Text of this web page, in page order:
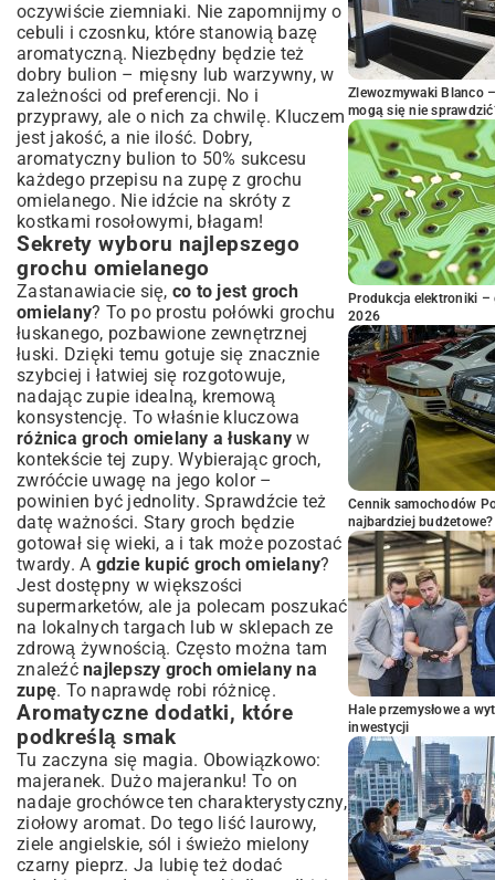
oczywiście ziemniaki. Nie zapomnijmy o
cebuli i czosnku, które stanowią bazę
aromatyczną. Niezbędny będzie też
dobry bulion – mięsny lub warzywny, w
zależności od preferencji. No i
przyprawy, ale o nich za chwilę. Kluczem
jest jakość, a nie ilość. Dobry,
aromatyczny bulion to 50% sukcesu
każdego przepisu na zupę z grochu
omielanego. Nie idźcie na skróty z
kostkami rosołowymi, błagam!
Sekrety wyboru najlepszego
grochu omielanego
Zastanawiacie się, co to jest groch
omielany? To po prostu połówki grochu
łuskanego, pozbawione zewnętrznej
łuski. Dzięki temu gotuje się znacznie
szybciej i łatwiej się rozgotowuje,
nadając zupie idealną, kremową
konsystencję. To właśnie kluczowa
różnica groch omielany a łuskany w
kontekście tej zupy. Wybierając groch,
zwróćcie uwagę na jego kolor –
powinien być jednolity. Sprawdźcie też
datę ważności. Stary groch będzie
gotował się wieki, a i tak może pozostać
twardy. A gdzie kupić groch omielany?
Jest dostępny w większości
supermarketów, ale ja polecam poszukać
na lokalnych targach lub w sklepach ze
zdrową żywnością. Często można tam
znaleźć najlepszy groch omielany na
zupę. To naprawdę robi różnicę.
Aromatyczne dodatki, które
podkreślą smak
Tu zaczyna się magia. Obowiązkowo:
majeranek. Dużo majeranku! To on
nadaje grochówce ten charakterystyczny,
ziołowy aromat. Do tego liść laurowy,
ziele angielskie, sól i świeżo mielony
czarny pieprz. Ja lubię też dodać
Zlewozmywaki Blanco
mogą się nie
Produkcja elektroniki –
2026
Cennik samochodów
najbardziej budżetowe?
Hale przemysłowe a
inwestycji